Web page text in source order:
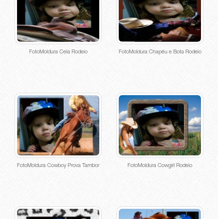
FotoMoldura Cela Rodeio FotoMoldura Chapéu e Bota Rodeio
FotoMoldura Cowboy Prova Tambor FotoMoldura Cowgirl Rodeio